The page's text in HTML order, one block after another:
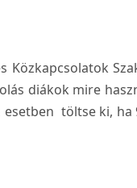
Közkapcsolatok
diákok mire
töltse ki, ha